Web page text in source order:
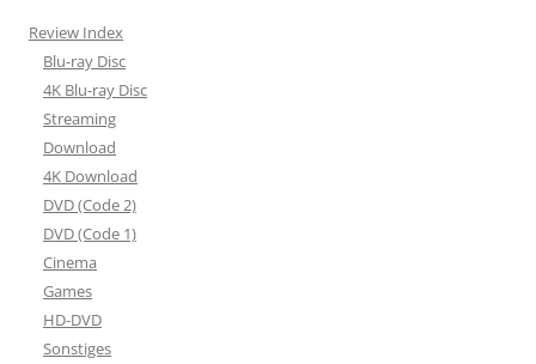
Review Index
Blu-ray Disc
4K Blu-ray Disc
Streaming
Download
4K Download
DVD (Code 2)
DVD (Code 1)
Cinema
Games
HD-DVD
Sonstiges